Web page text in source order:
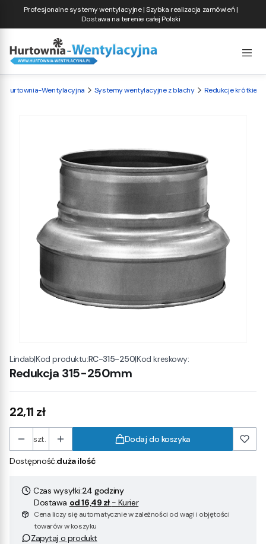
Profesjonalne systemy wentylacyjne | Szybka realizacja zamówień |
Dostawa na terenie całej Polski
Hurtownia-Wentylacyjna Systemy wentylacyjne z blachy Redukcje krótkie
Lindab|Kod produktu:RC-315-250|Kod kreskowy:
Redukcja 315-250mm
Cena
22,11 zł
szt. Dodaj do koszyka
Dostępność:duża ilość
Czas wysyłki:24 godziny
Dostawa od 16,49 zł - Kurier
Cena liczy się automatycznie w zależności od wagi i objętości
towarów w koszyku
Zapytaj o produkt